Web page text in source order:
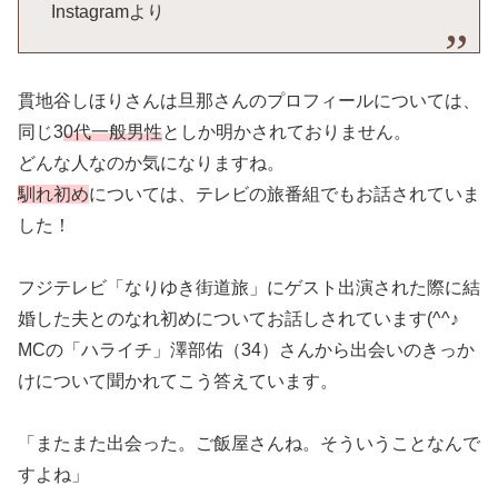
Instagramより
貫地谷しほりさんは旦那さんのプロフィールについては、
同じ30代一般男性としか明かされておりません。
どんな人なのか気になりますね。
馴れ初めについては、テレビの旅番組でもお話されていま
した！
フジテレビ「なりゆき街道旅」にゲスト出演された際に結
婚した夫とのなれ初めについてお話しされています(^^♪
MCの「ハライチ」澤部佑（34）さんから出会いのきっか
けについて聞かれてこう答えています。
「またまた出会った。ご飯屋さんね。そういうことなんで
すよね」